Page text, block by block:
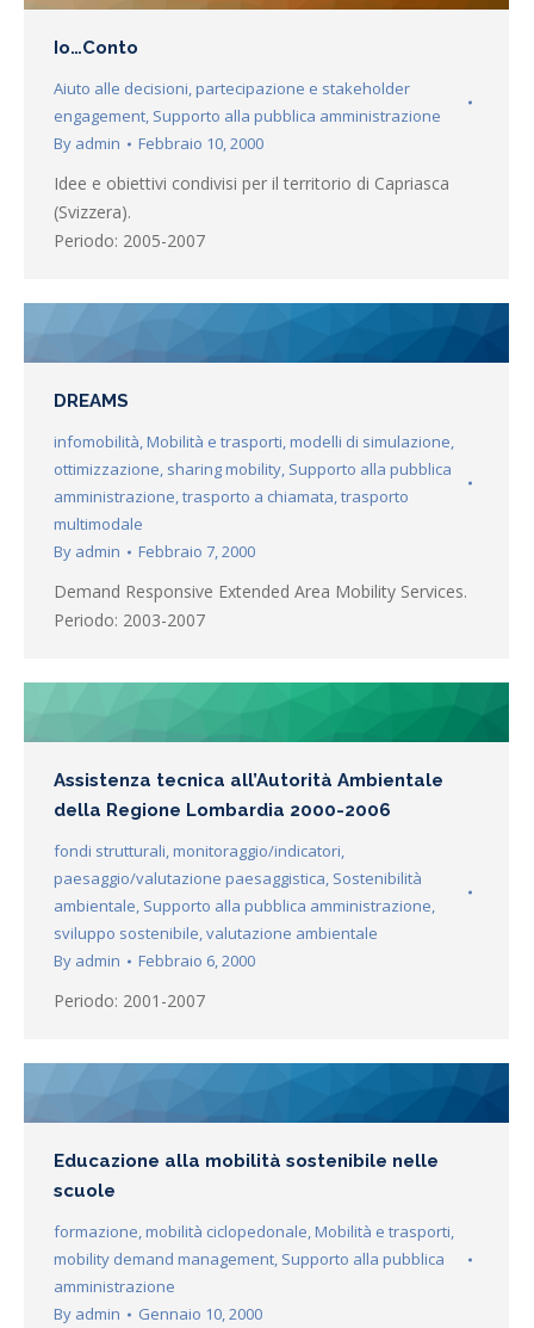
Io…Conto
Aiuto alle decisioni, partecipazione e stakeholder
engagement, Supporto alla pubblica amministrazione
By admin Febbraio 10, 2000
Idee e obiettivi condivisi per il territorio di Capriasca
(Svizzera).
Periodo: 2005-2007
DREAMS
infomobilità, Mobilità e trasporti, modelli di simulazione,
ottimizzazione, sharing mobility, Supporto alla pubblica
amministrazione,trasporto a chiamata,trasporto
multimodale
By admin Febbraio 7, 2000
Demand Responsive Extended Area Mobility Services.
Periodo: 2003-2007
Assistenza tecnica all’Autorità Ambientale
della Regione Lombardia 2000-2006
fondi strutturali, monitoraggio/indicatori,
paesaggio/valutazione paesaggistica, Sostenibilità
ambientale, Supporto alla pubblica amministrazione,
sviluppo sostenibile,valutazione ambientale
By admin Febbraio 6, 2000
Periodo: 2001-2007
Educazione alla mobilità sostenibile nelle
scuole
formazione, mobilità ciclopedonale, Mobilità e trasporti,
mobility demand management, Supporto alla pubblica
amministrazione
By admin Gennaio 10, 2000